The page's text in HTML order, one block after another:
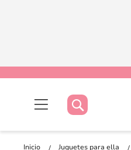
Buscar
Buscar
Inicio Juguetes para ella